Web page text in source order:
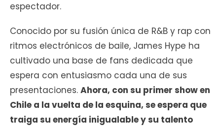
espectador.
Conocido por su fusión única de R&B y rap con
ritmos electrónicos de baile, James Hype ha
cultivado una base de fans dedicada que
espera con entusiasmo cada una de sus
presentaciones. Ahora, con su primer show en
Chile a la vuelta de la esquina, se espera que
traiga su energía inigualable y su talento